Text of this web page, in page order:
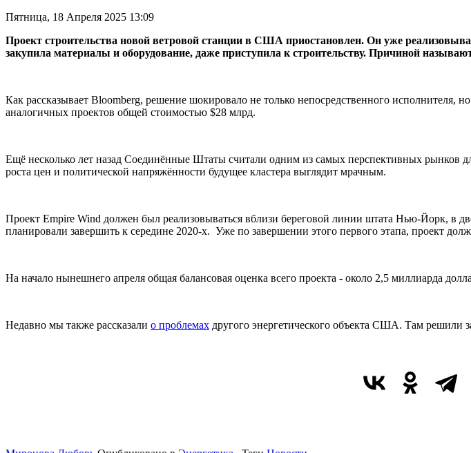
Пятница, 18 Апреля 2025 13:09
Проект строительства новой ветровой станции в США приостановлен. Он уже
закупила материалы и оборудование, даже приступила к строительству. Причиной
Как рассказывает Bloomberg, решение шокировало не только непосредственного исполнителя,
аналогичных проектов общей стоимостью $28 млрд.
Ещё несколько лет назад Соединённые Штаты считали одним из самых перспективных рынков
роста цен и политической напряжённости будущее кластера выглядит мрачным.
Проект Empire Wind должен был реализовываться вблизи береговой линии штата Нью-Йорк, в
планировали завершить к середине 2020-х. Уже по завершении этого первого этапа, проект
На начало нынешнего апреля общая балансовая оценка всего проекта - около 2,5 миллиарда
Недавно мы также рассказали о проблемах другого энергетического объекта США. Там